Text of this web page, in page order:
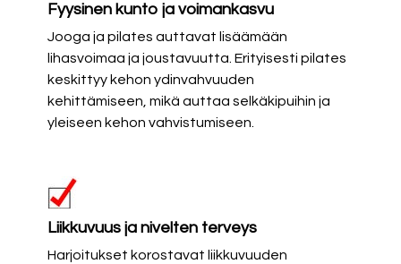
Fyysinen kunto ja voimankasvu
Jooga ja pilates auttavat lisäämään
lihasvoimaa ja joustavuutta. Erityisesti pilates
keskittyy kehon ydinvahvuuden
kehittämiseen, mikä auttaa selkäkipuihin ja
yleiseen kehon vahvistumiseen.
Liikkuvuus ja nivelten terveys
Harjoitukset korostavat liikkuvuuden